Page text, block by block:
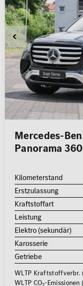
Mercedes-
Panorama
Kilometerstand
Erstzulassung
Kraftstoffart
Leistung
Elektro (sekundär)
Karosserie
Getriebe
WLTP Kraftstoffverbr.
WLTP CO2-Emissionen